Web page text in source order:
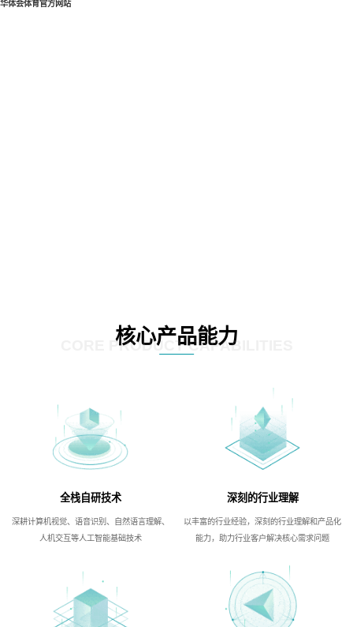
华体会体育官方网站
核心产品能力
CORE PRODUCT CAPABILITIES
全栈自研技术
深耕计算机视觉、语音识别、自然语言理解、
人机交互等人工智能基础技术
深刻的行业理解
以丰富的行业经验，深刻的行业理解和产品化
能力，助力行业客户解决核心需求问题